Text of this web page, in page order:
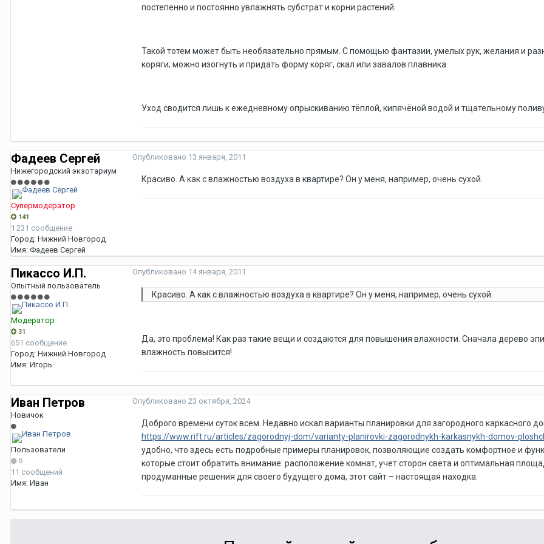
постепенно и постоянно увлажнять субстрат и корни растений.
Такой тотем может быть необязательно прямым. С помощью фантазии, умелых рук, желания и
коряги; можно изогнуть и придать форму коряг, скал или завалов плавника.
Уход сводится лишь к ежедневному опрыскиванию тёплой, кипячёной водой и тщательному
Фадеев Сергей
Нижегородский экзотариум
Супермодератор
141
1 231 сообщение
Город: Нижний Новгород
Имя: Фадеев Сергей
Опубликовано 13 января, 2011
Красиво. А как с влажностью воздуха в квартире? Он у меня, например, очень сухой.
Пикассо И.П.
Опытный пользователь
Модератор
31
651 сообщение
Город: Нижний Новгород
Имя: Игорь
Опубликовано 14 января, 2011
Красиво. А как с влажностью воздуха в квартире? Он у меня, например, очень сухой.
Да, это проблема! Как раз такие вещи и создаются для повышения влажности. Сначала дерево
влажность повысится!
Иван Петров
Новичок
Пользователи
0
11 сообщений
Имя: Иван
Опубликовано 23 октября, 2024
Доброго времени суток всем. Недавно искал варианты планировки для загородного каркасного
https://www.rift.ru/articles/zagorodnyj-dom/varianty-planirovki-zagorodnykh-karkasnykh-domov-
удобно, что здесь есть подробные примеры планировок, позволяющие создать комфортное и
которые стоит обратить внимание: расположение комнат, учет сторон света и оптимальная
продуманные решения для своего будущего дома, этот сайт – настоящая находка.